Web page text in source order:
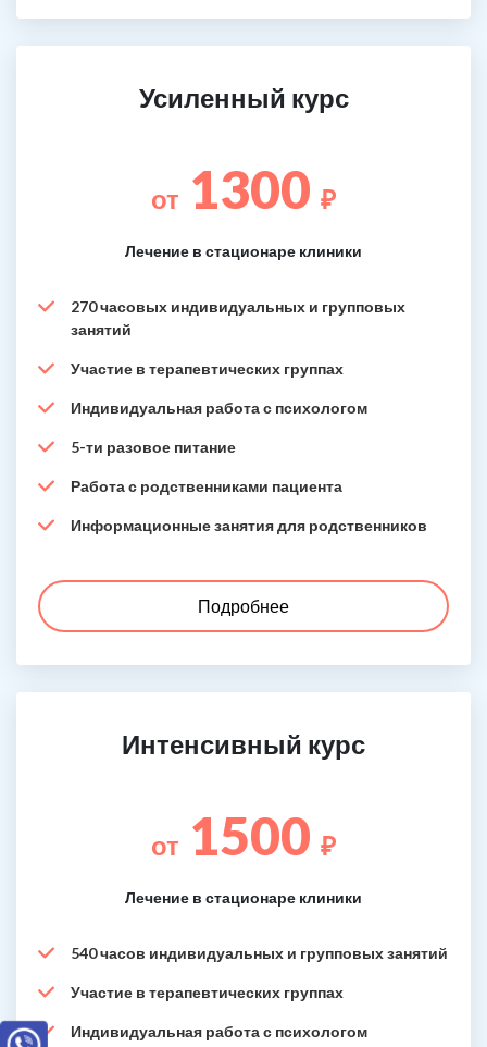
Усиленный курс
от 1300 ₽
Лечение в стационаре клиники
270 часовых индивидуальных и групповых
занятий
Участие в терапевтических группах
Индивидуальная работа с психологом
5-ти разовое питание
Работа с родственниками пациента
Информационные занятия для родственников
Подробнее
Интенсивный курс
от 1500 ₽
Лечение в стационаре клиники
540 часов индивидуальных и групповых занятий
Участие в терапевтических группах
Индивидуальная работа с психологом